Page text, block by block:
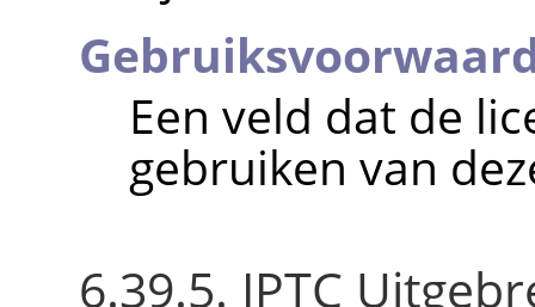
Een veld dat de
gebruiken van
6.39.5. IPTC